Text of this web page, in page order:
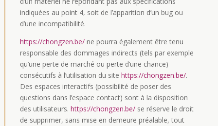
indiquées au point 4, soit de l’apparition d’un bug ou
d’une incompatibilité.
https://chongzen.be/ne pourra également être tenu
responsable des dommages indirects (tels par exemple
qu’une perte de marché ou perte d’une chance)
consécutifs à l’utilisation du site https://chongzen.be/.
Des espaces interactifs (possibilité de poser des
questions dans l’espace contact) sont à la disposition
des utilisateurs. https://chongzen.be/se réserve le droit
de supprimer, sans mise en demeure préalable, tout